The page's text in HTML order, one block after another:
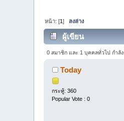
หน้า: [1] ลงล่าง
ผู้เขียน
0 สมาชิก และ 1 บุคคลทั่วไป กำลั
Today
กระทู้: 360
Popular Vote : 0